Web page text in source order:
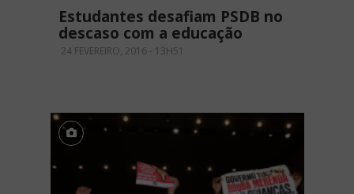
Estudantes desafiam PSDB no
descaso com a educação
24 FEVEREIRO, 2016 - 13H51